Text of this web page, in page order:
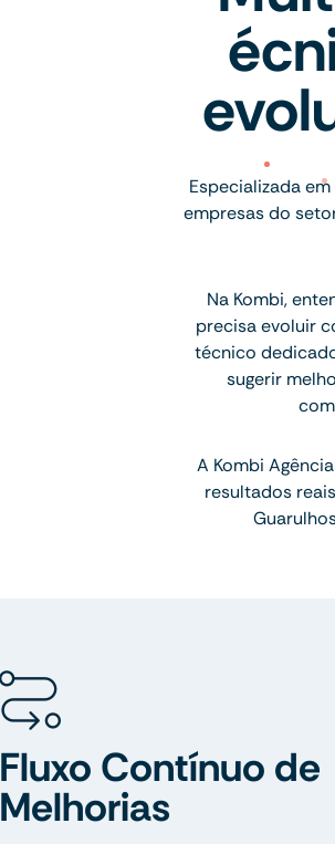
Especializada
empresas do
Na Kombi,
precisa evoluir
técnico
sugerir
A Kombi
resultados
Fluxo Contínuo de
Melhorias